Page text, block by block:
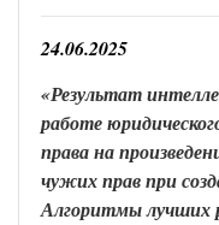
24.06.202
«Результат
работе
права на
чужих прав при
Алгоритмы лучших